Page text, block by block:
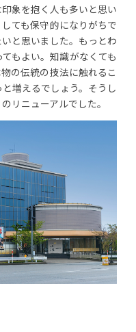
象を抱く人も多いと思い
ても保守的になりがちで
と思いました。もっとわ
もよい。知識がなくても
の伝統の技法に触れるこ
増えるでしょう。そうし
リニューアルでした。